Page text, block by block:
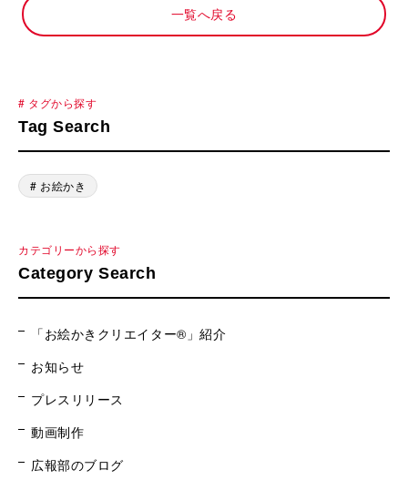
一覧へ戻る
# タグから探す
Tag Search
# お絵かき
カテゴリーから探す
Category Search
「お絵かきクリエイター®」紹介
お知らせ
プレスリリース
動画制作
広報部のブログ